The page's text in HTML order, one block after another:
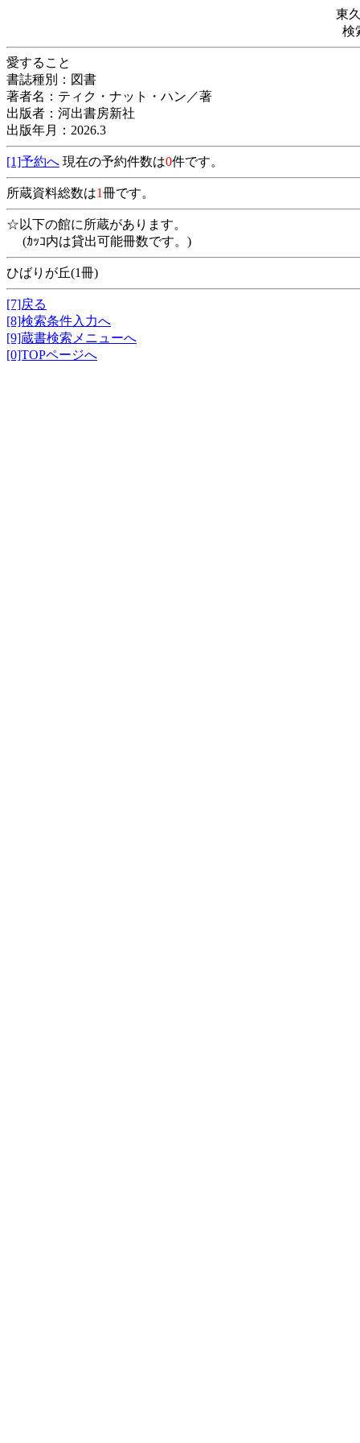
東
検
愛すること
書誌種別：図書
著者名：ティク・ナット・ハン／著
出版者：河出書房新社
出版年月：2026.3
[1]予約へ 現在の予約件数は0件です。
所蔵資料総数は1冊です。
☆以下の館に所蔵があります。
(ｶｯｺ内は貸出可能冊数です。)
ひばりが丘(1冊)
[7]戻る
[8]検索条件入力へ
[9]蔵書検索メニューへ
[0]TOPページへ